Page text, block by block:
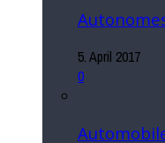
5. April 2017
0